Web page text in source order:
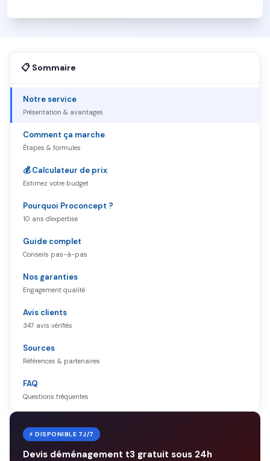
📋 Sommaire
Notre service
Présentation & avantages
Comment ça marche
Étapes & formules
💰 Calculateur de prix
Estimez votre budget
Pourquoi Proconcept ?
10 ans d'expertise
Guide complet
Conseils pas-à-pas
Nos garanties
Engagement qualité
Avis clients
347 avis vérifiés
Sources
Références & partenaires
FAQ
Questions fréquentes
⚡ DISPONIBLE 7J/7
Devis déménagement t3 gratuit sous 24h